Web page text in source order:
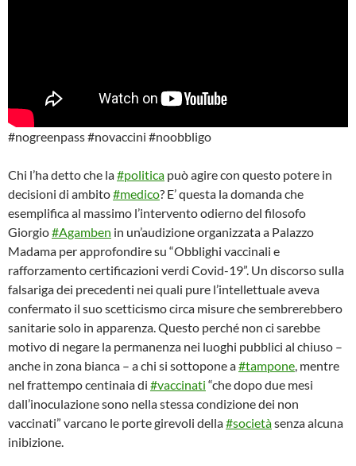
#nogreenpass #novaccini #noobbligo
Chi l’ha detto che la#politica può agire con questo potere in
decisioni di ambito#medico? E’ questa la domanda che
esemplifica al massimo l’intervento odierno del filosofo
Giorgio#Agamben in un’audizione organizzata a Palazzo
Madama per approfondire su “Obblighi vaccinali e
rafforzamento certificazioni verdi Covid-19”. Un discorso sulla
falsariga dei precedenti nei quali pure l’intellettuale aveva
confermato il suo scetticismo circa misure che sembrerebbero
sanitarie solo in apparenza. Questo perché non ci sarebbe
motivo di negare la permanenza nei luoghi pubblici al chiuso –
anche in zona bianca – a chi si sottopone a#tampone , mentre
nel frattempo centinaia di #vaccinati “che dopo due mesi
dall’inoculazione sono nella stessa condizione dei non
vaccinati” varcano le porte girevoli della#societàsenza alcuna
inibizione.